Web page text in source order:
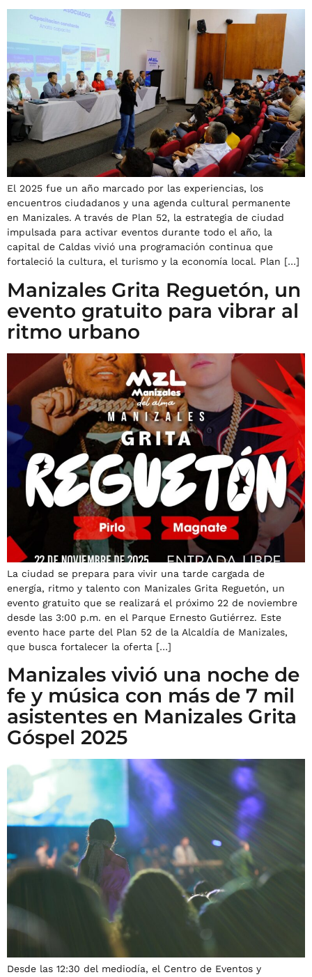
El 2025 fue un año marcado por las experiencias, los
encuentros ciudadanos y una agenda cultural permanente
en Manizales. A través de Plan 52, la estrategia de ciudad
impulsada para activar eventos durante todo el año, la
capital de Caldas vivió una programación continua que
fortaleció la cultura, el turismo y la economía local. Plan […]
Manizales Grita Reguetón, un
evento gratuito para vibrar al
ritmo urbano
La ciudad se prepara para vivir una tarde cargada de
energía, ritmo y talento con Manizales Grita Reguetón, un
evento gratuito que se realizará el próximo 22 de noviembre
desde las 3:00 p.m. en el Parque Ernesto Gutiérrez. Este
evento hace parte del Plan 52 de la Alcaldía de Manizales,
que busca fortalecer la oferta […]
Manizales vivió una noche de
fe y música con más de 7 mil
asistentes en Manizales Grita
Góspel 2025
Desde las 12:30 del mediodía, el Centro de Eventos y